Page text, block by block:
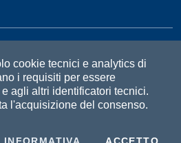
cookie tecnici e analytics di
i requisiti per essere
agli altri identificatori tecnici.
l'acquisizione del consenso.
PRIVACY I